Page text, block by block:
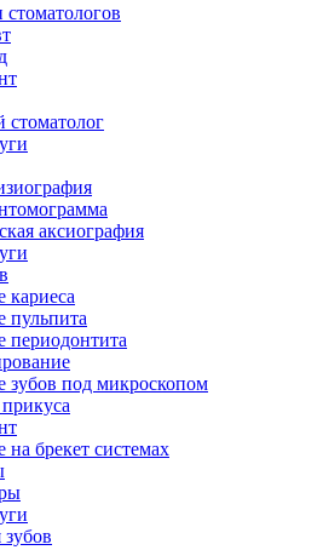
стоматологов
стоматолог
аксиография
кариеса
пульпита
периодонтита
зубов под микроскопом
на брекет системах